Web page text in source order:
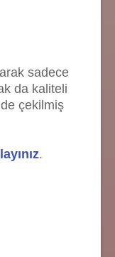
sadece
da kaliteli
çekilmiş
.